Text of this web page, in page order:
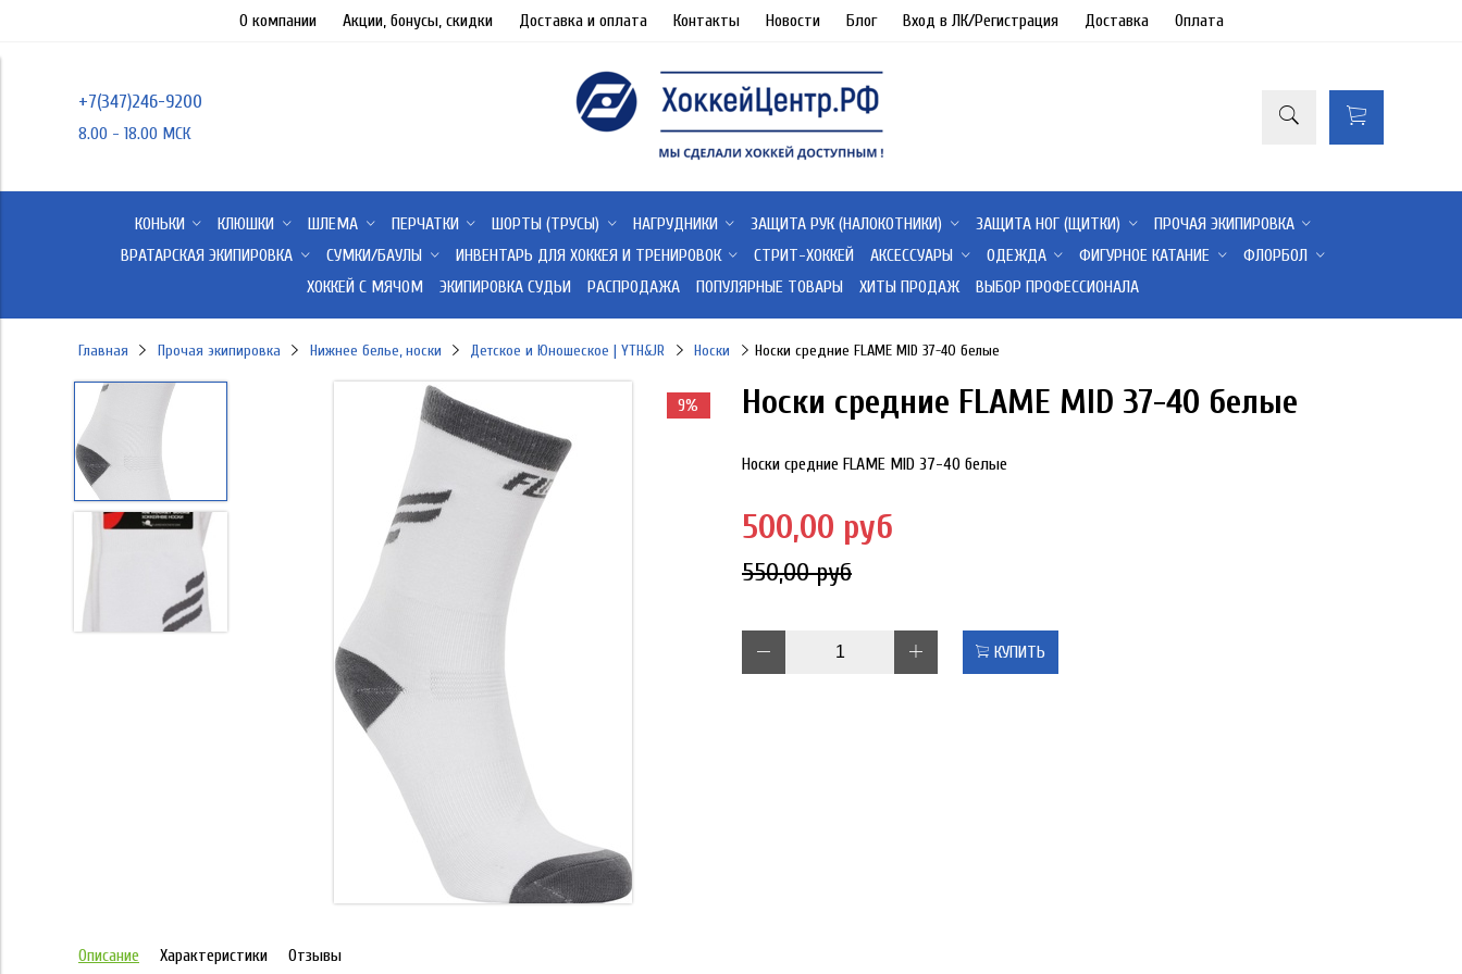
О компании Акции, бонусы, скидки Доставка и оплата Контакты Новости Блог Вход в ЛК/Регистрация Доставка Оплата
+7(347)246-9200
8.00 - 18.00 МСК
КОНЬКИ КЛЮШКИ ШЛЕМА ПЕРЧАТКИ ШОРТЫ (ТРУСЫ) НАГРУДНИКИ ЗАЩИТА РУК (НАЛОКОТНИКИ) ЗАЩИТА НОГ (ЩИТКИ)
ПРОЧАЯ ЭКИПИРОВКА
ВРАТАРСКАЯ ЭКИПИРОВКА
СУМКИ/БАУЛЫ ИНВЕНТАРЬ ДЛЯ ХОККЕЯ И ТРЕНИРОВОК СТРИТ-ХОККЕЙ АКСЕССУАРЫ ОДЕЖДА ФИГУРНОЕ КАТАНИЕ
ФЛОРБОЛ
ХОККЕЙ С МЯЧОМ
ЭКИПИРОВКА СУДЬИ РАСПРОДАЖА ПОПУЛЯРНЫЕ ТОВАРЫ ХИТЫ ПРОДАЖ ВЫБОР ПРОФЕССИОНАЛА
Главная Прочая экипировка Нижнее белье, носки Детское и Юношеское | YTH&JR Носки Носки средние FLAME MID 37-40 белые
9% 9%
Носки средние FLAME MID 37-40 белые
Носки средние FLAME MID 37-40 белые
500,00 руб
550,00 руб
КУПИТЬ
Описание Характеристики Отзывы